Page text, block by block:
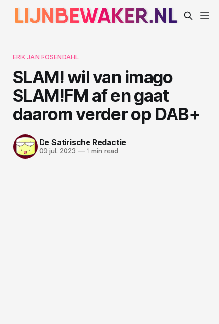
ERIK JAN ROSENDAHL
SLAM! wil van imago
SLAM!FM af en gaat
daarom verder op DAB+
De Satirische Redactie
09 jul. 2023 —1 min read